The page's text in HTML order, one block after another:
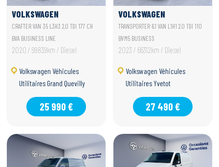
VOLKSWAGEN
UTILITAIRES CRAFTER
VAN
CRAFTER VAN 35 L3H3 2.0 TDI 177 CH
BVA BUSINESS LINE
2020 / 99839km / Diesel
Volkswagen Véhicules
Utilitaires Grand Quevilly
25 990 €
VOLKSWAGEN
UTILITAIRES
TRANSPORTER 6.1 VAN
TRANSPORTER 6.1 VAN L1H1 2.0 TDI 110
BVM5 BUSINESS
2023 / 66312km / Diesel
Volkswagen Véhicules
Utilitaires Yvetot
27 490 €